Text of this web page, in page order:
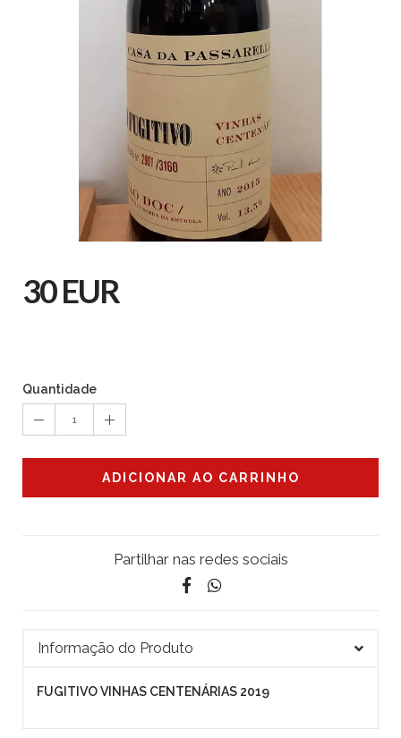
30 EUR
Quantidade
1
ADICIONAR AO CARRINHO
Partilhar nas redes sociais
Informação do Produto
FUGITIVO VINHAS CENTENÁRIAS 2019